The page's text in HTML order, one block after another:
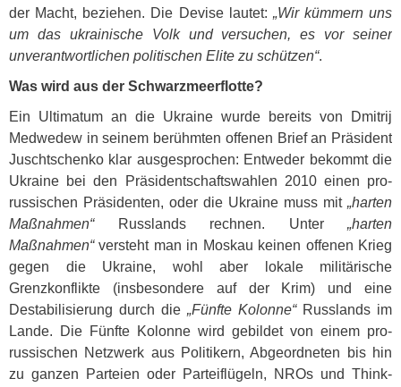
der Macht, beziehen. Die Devise lautet: „Wir kümmern uns
um das ukrainische Volk und versuchen, es vor seiner
unverantwortlichen politischen Elite zu schützen“.
Was wird aus der Schwarzmeerflotte?
Ein Ultimatum an die Ukraine wurde bereits von Dmitrij
Medwedew in seinem berühmten offenen Brief an Präsident
Juschtschenko klar ausgesprochen: Entweder bekommt die
Ukraine bei den Präsidentschaftswahlen 2010 einen pro-
russischen Präsidenten, oder die Ukraine muss mit „harten
Maßnahmen“Russlands rechnen. Unter „harten
Maßnahmen“versteht man in Moskau keinen offenen Krieg
gegen die Ukraine, wohl aber lokale militärische
Grenzkonflikte (insbesondere auf der Krim) und eine
Destabilisierung durch die „Fünfte Kolonne“Russlands im
Lande. Die Fünfte Kolonne wird gebildet von einem pro-
russischen Netzwerk aus Politikern, Abgeordneten bis hin
zu ganzen Parteien oder Parteiflügeln,
NROs und Think-